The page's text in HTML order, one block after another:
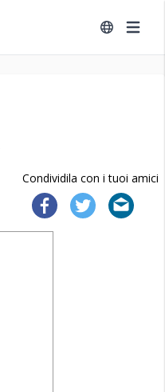
Condividila con i tuoi amici